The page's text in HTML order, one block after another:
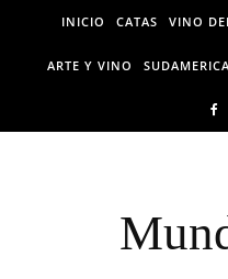
Skip to content
INICIO CATAS VINO
ARTE Y VINO